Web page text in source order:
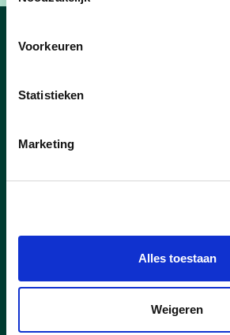
Voorkeuren
Statistieken
Marketing
Alles toestaan
Weigeren
Tessenderlo-
Ham_nieuws